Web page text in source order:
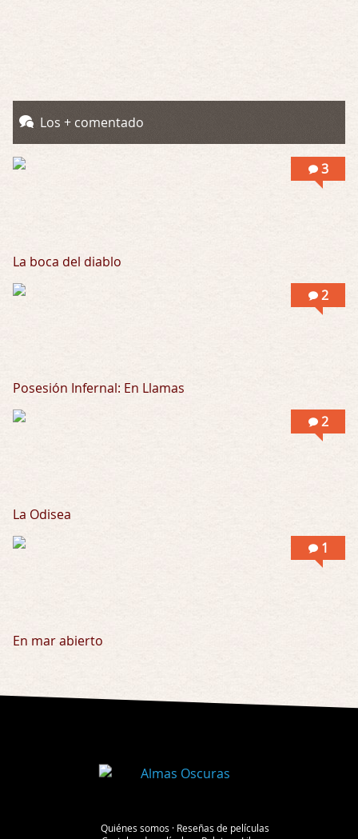
Possession
Llevo toda una vida para verla y nunca lo …
Los + comentado
3
La boca del diablo
2
Posesión Infernal: En Llamas
2
La Odisea
1
En mar abierto
Quiénes somos · Reseñas de películas